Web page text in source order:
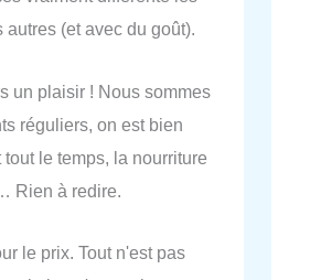
autres (et avec du goût).
un plaisir ! Nous sommes
réguliers, on est bien
le temps, la nourriture
Rien à redire.
le prix. Tout n'est pas